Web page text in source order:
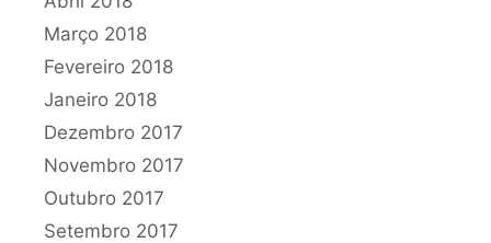
Março 2018
Fevereiro 2018
Janeiro 2018
Dezembro 2017
Novembro 2017
Outubro 2017
Setembro 2017